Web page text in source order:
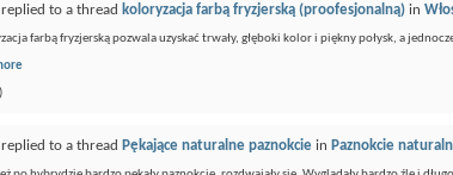
replied to a thread koloryzacja farbą fryzjerską (proofesjonalną) in
farbą fryzjerską pozwala uzyskać trwały, głęboki kolor i piękny połysk, a
replied to a thread Pękające naturalne paznokcie in Paznokcie